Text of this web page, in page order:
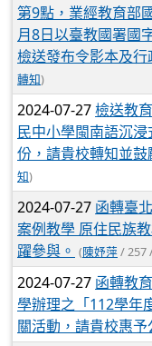
第9點，業經教育部
月8日以臺教國署國
檢送發布令影本及行
轉知)
2024-07-27檢送教
民中小學閩南語沉
份，請貴校轉知並鼓
知)
2024-07-27 函轉臺
案例教學 原住民族
躍參與。 (陳妤萍/ 257
2024-07-27 函轉教
學辦理之「112學年
關活動，請貴校惠予